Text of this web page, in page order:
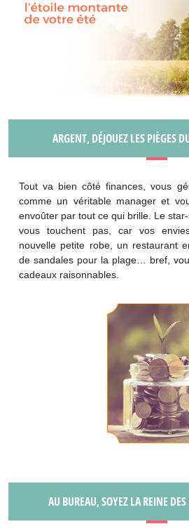
ARGENT, DÉJOUEZ LES PIÈGES
Tout va bien côté finances, vous
comme un véritable manager et
envoûter par tout ce qui brille. Le
vous touchent pas, car vos
nouvelle petite robe, un restaurant
de sandales pour la plage… bref,
cadeaux raisonnables.
AU BUREAU, SOYEZ LA REINE